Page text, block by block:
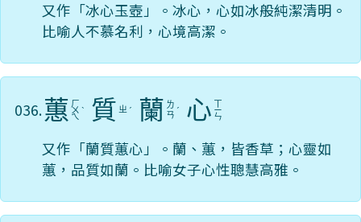
又作「冰心玉壺」。冰心，心如冰般純潔清明。
比喻人不慕名利，心境高潔。
036.蕙 ㄏ
ㄨ
ㄟ
ˋ 質 ㄓ ˊ 蘭 ㄌ
ㄢ ˊ 心 ㄧ
ㄣ
又作「蘭質蕙心」。蘭、蕙，皆香草；心靈如
蕙，品質如蘭。比喻女子心性聰慧高雅。